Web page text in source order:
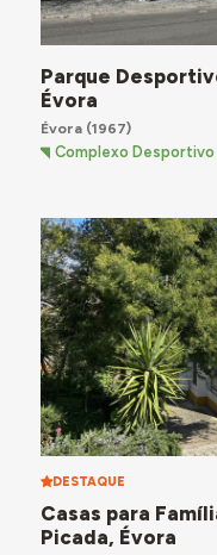
Parque
Évora
Évora(1967)
Complexo
DESTAQUE
Casas para
Picada, Évora